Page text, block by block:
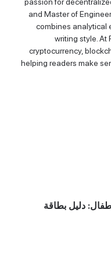
and Master of
combines analytical
writing style. At
cryptocurrency,
helping readers make
دليل بطاقة